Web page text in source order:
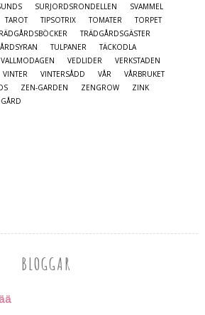
SURJORDSRONDELLEN
SVAMMEL
TAROT TIPSOTRIX TOMATER
TORPET
TRÄDGÅRDSGÄSTER
TULPANER
TÄCKODLA
VALLMODAGEN VEDLIDER
VERKSTADEN
VINTER VINTERSÅDD VÅR
VÅRBRUKET
ZEN-GARDEN ZENGROW
ZINK
BLOGGAR